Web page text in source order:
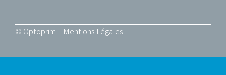
© Optoprim – Mentions Légales